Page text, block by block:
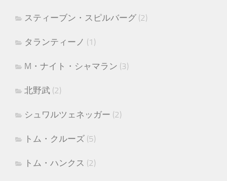
スティーブン・スピルバーグ (2)
タランティーノ (1)
M・ナイト・シャマラン (3)
北野武 (2)
シュワルツェネッガー (2)
トム・クルーズ (5)
トム・ハンクス (2)